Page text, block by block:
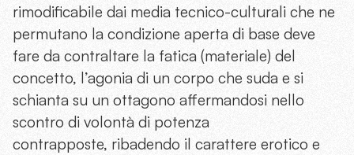
rimodificabile dai media tecnico-culturali che ne
permutano la condizione aperta di base deve
fare da contraltare la fatica (materiale) del
concetto, l’agonia di un corpo che suda e si
schianta su un ottagono affermandosi nello
scontro di volontà di potenza
contrapposte, ribadendo il carattere erotico e